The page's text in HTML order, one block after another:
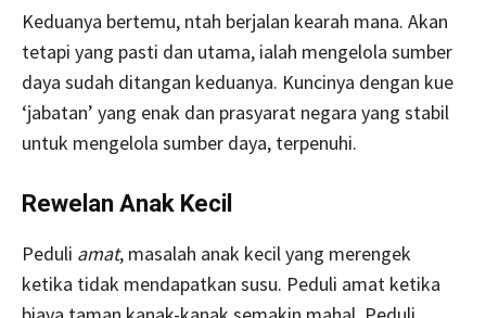
Keduanya bertemu, ntah berjalan kearah mana. Akan
tetapi yang pasti dan utama, ialah mengelola sumber
daya sudah ditangan keduanya. Kuncinya dengan kue
‘jabatan’ yang enak dan prasyarat negara yang stabil
untuk mengelola sumber daya, terpenuhi.
Rewelan Anak Kecil
Peduli amat, masalah anak kecil yang merengek
ketika tidak mendapatkan susu. Peduli amat ketika